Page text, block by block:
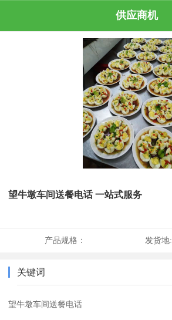
供应商机
望牛墩车间送餐电话 一站式服务
产品规格： 发货地:
关键词
望牛墩车间送餐电话